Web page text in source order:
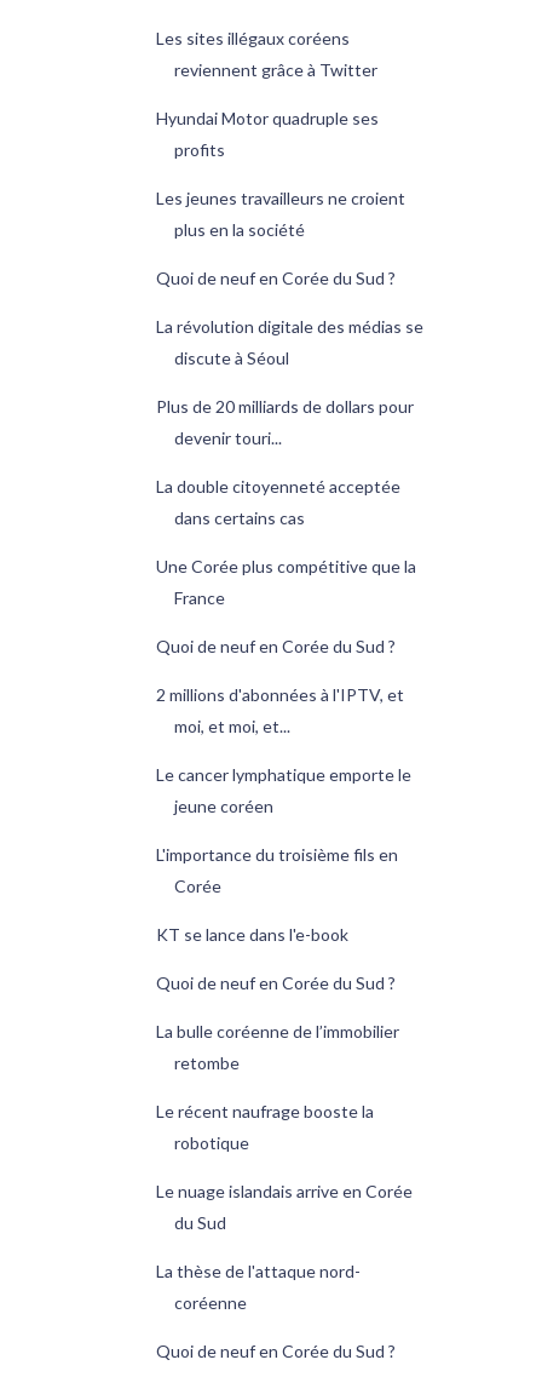
Les sites illégaux coréens
reviennent grâce à Twitter
Hyundai Motor quadruple ses
profits
Les jeunes travailleurs ne croient
plus en la société
Quoi de neuf en Corée du Sud ?
La révolution digitale des médias se
discute à Séoul
Plus de 20 milliards de dollars pour
devenir touri...
La double citoyenneté acceptée
dans certains cas
Une Corée plus compétitive que la
France
Quoi de neuf en Corée du Sud ?
2 millions d'abonnées à l'IPTV, et
moi, et moi, et...
Le cancer lymphatique emporte le
jeune coréen
L'importance du troisième fils en
Corée
KT se lance dans l'e-book
Quoi de neuf en Corée du Sud ?
La bulle coréenne de l’immobilier
retombe
Le récent naufrage booste la
robotique
Le nuage islandais arrive en Corée
du Sud
La thèse de l'attaque nord-
coréenne
Quoi de neuf en Corée du Sud ?